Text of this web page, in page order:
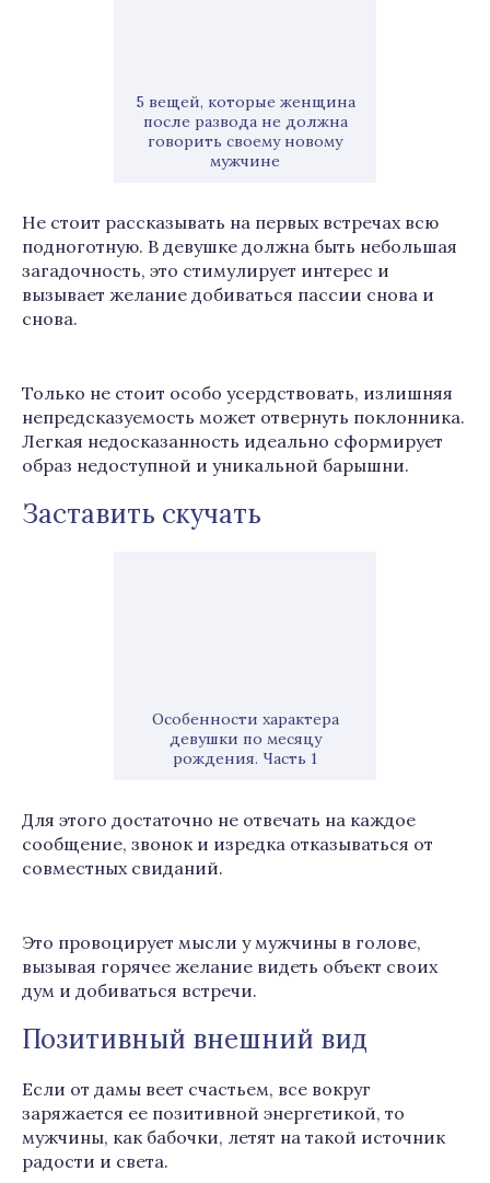
5 вещей, которые женщина
после развода не должна
говорить своему новому
мужчине
Не стоит рассказывать на первых встречах всю
подноготную. В девушке должна быть небольшая
загадочность, это стимулирует интерес и
вызывает желание добиваться пассии снова и
снова.
Только не стоит особо усердствовать, излишняя
непредсказуемость может отвернуть поклонника.
Легкая недосказанность идеально сформирует
образ недоступной и уникальной барышни.
Заставить скучать
Особенности характера
девушки по месяцу
рождения. Часть 1
Для этого достаточно не отвечать на каждое
сообщение, звонок и изредка отказываться от
совместных свиданий.
Это провоцирует мысли у мужчины в голове,
вызывая горячее желание видеть объект своих
дум и добиваться встречи.
Позитивный внешний вид
Если от дамы веет счастьем, все вокруг
заряжается ее позитивной энергетикой, то
мужчины, как бабочки, летят на такой источник
радости и света.